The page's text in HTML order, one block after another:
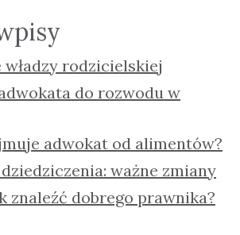
władzy rodzicielskiej
do rozwodu w
adwokat od alimentów?
ważne zmiany
znaleźć dobrego prawnika?